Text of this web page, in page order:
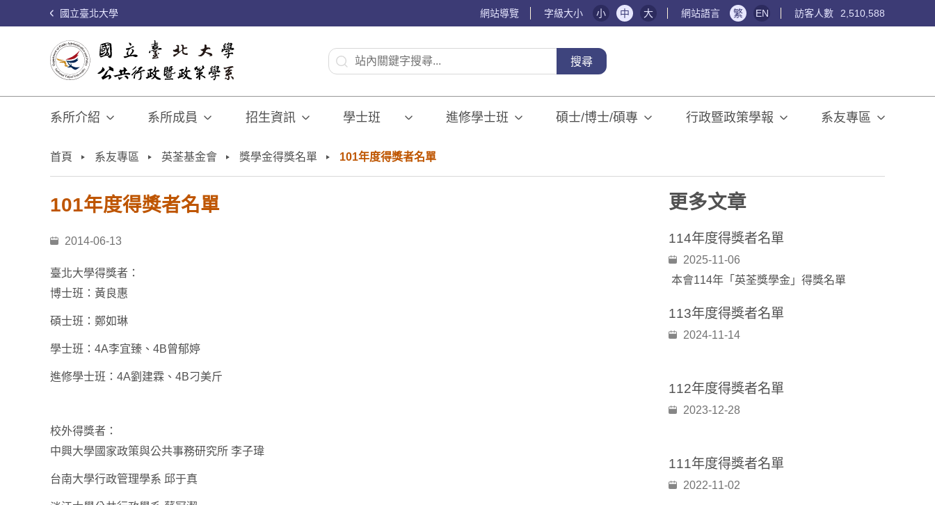
國立臺北大學 網站導覽 字級大小 小 中 大 網站語言 繁 EN 訪客人數 2,510,588
搜尋
系所介紹 系所成員 招生資訊 學士班⠀⠀ 進修學士班 碩士/博士/碩專 行政暨政策學報 系友專區
首頁 系友專區 英荃基金會 獎學金得獎名單 101年度得獎者名單
101年度得獎者名單
2014-06-13
臺北大學得獎者：
博士班：黃良惠
碩士班：鄭如琳
學士班：4A李宜臻、4B曾郁婷
進修學士班：4A劉建霖、4B刁美斤
校外得獎者：
中興大學國家政策與公共事務研究所 李子瑋
台南大學行政管理學系 邱于真
更多文章
114年度得獎者名單
2025-11-06
本會114年「英荃獎學金」得獎名單
113年度得獎者名單
2024-11-14
112年度得獎者名單
2023-12-28
111年度得獎者名單
2022-11-02